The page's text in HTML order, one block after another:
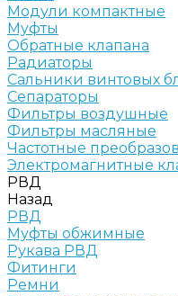
Модули компактные
Муфты
Обратные клапана
Радиаторы
Сальники винтовых
Сепараторы
Фильтры воздушные
Фильтры масляные
Частотные
Электромагнитные
РВД
Назад
РВД
Муфты обжимные
Рукава РВД
Фитинги
Ремни